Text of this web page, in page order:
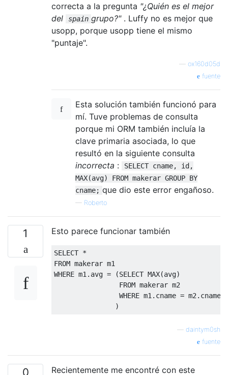
correcta a la pregunta "¿Quién es el mejor
del
spain grupo?" . Luffy no es mejor que
usopp, porque usopp tiene el mismo
"puntaje".
ox160d05d
fuente
Esta solución también funcionó para
mí. Tuve problemas de consulta
porque mi ORM también incluía la
clave primaria asociada, lo que
resultó en la siguiente consulta
incorrecta :
SELECT cname, id,
MAX(avg) FROM makerar GROUP BY
cname; que dio este error engañoso.
— Roberto
1 Esto parece funcionar también
SELECT *
FROM
WHERE m1 . avg = (SELECT MAX(avg)
FROM makerar m2
WHERE m1 . cname = m2 . cname
)
daintym0sh
fuente
0
Recientemente me encontré con este